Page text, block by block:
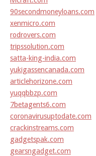
90secondmoneyloans.com
xenmicro.com
rodrovers.com
tripssolution.com
satta-king-india.com
yukigassencanada.com
articlehorizone.com
yuqqbbzp.com
7betagents6.com
coronavirusuptodate.com
crackinstreams.com
gadgetspak.com
gearsngadget.com